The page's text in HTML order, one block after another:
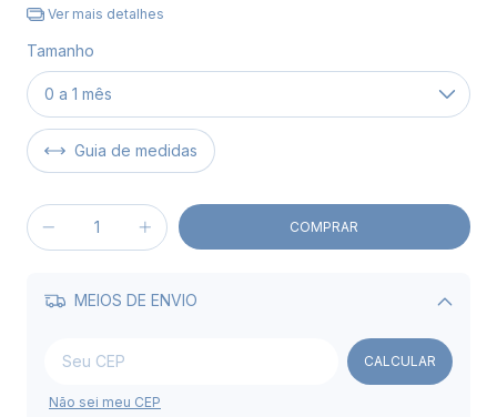
Ver mais detalhes
Tamanho
Guia de medidas
MEIOS DE ENVIO
Alterar CEP
CALCULAR
Não sei meu CEP